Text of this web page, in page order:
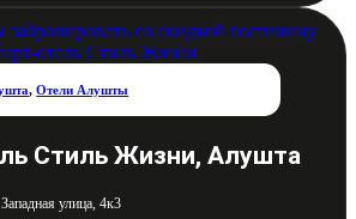
,Отели Алушты
Стиль Жизни, Алушта
улица, 4к3